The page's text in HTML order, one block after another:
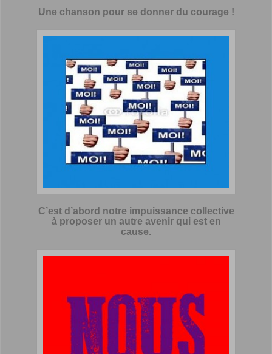
Une chanson pour se donner du courage !
C’est d’abord notre impuissance collective
à proposer un autre avenir qui est en
cause.